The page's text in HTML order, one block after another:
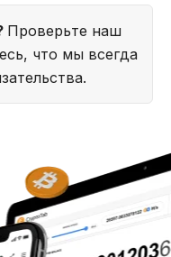
Проверьте наш
что мы всегда